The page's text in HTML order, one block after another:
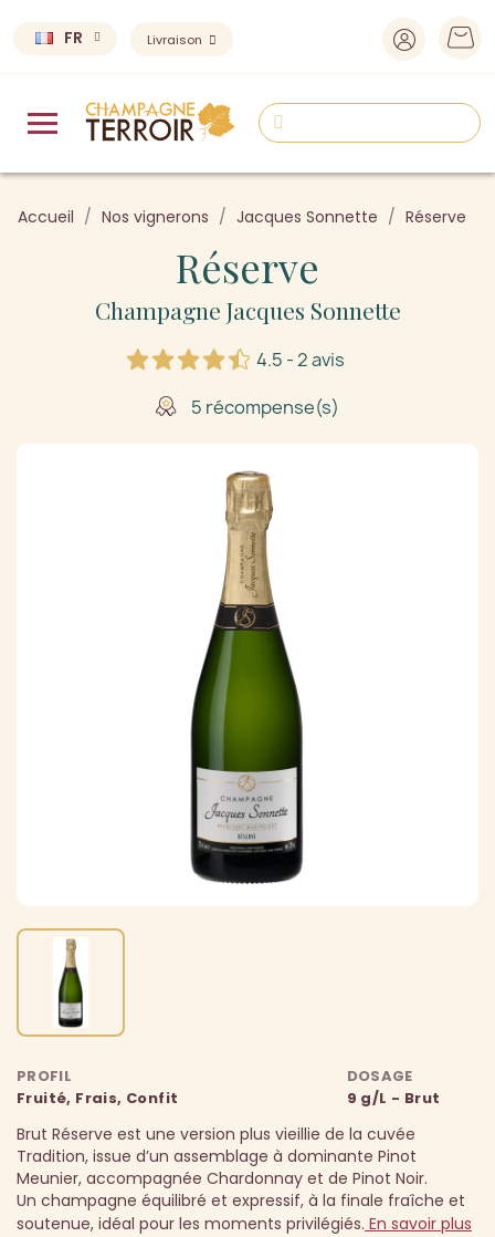
FR Livraison
Accueil Nos vignerons Jacques Sonnette Réserve
Réserve
Champagne Jacques Sonnette
4.5 - 2 avis
5 récompense(s)
PROFIL
Fruité, Frais, Confit
DOSAGE
9 g/L - Brut
Brut Réserve est une version plus vieillie de la cuvée
Tradition, issue d’un assemblage à dominante Pinot
Meunier, accompagnée Chardonnay et de Pinot Noir.
Un champagne équilibré et expressif, à la finale fraîche et
soutenue, idéal pour les moments privilégiés. En savoir plus